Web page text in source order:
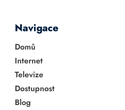
Navigace
Domů
Internet
Televize
Dostupnost
Blog